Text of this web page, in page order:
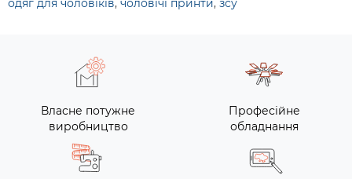
одяг для чоловіків, чоловічі принти, зсу
Власне потужне
виробництво
Професійне
обладнання